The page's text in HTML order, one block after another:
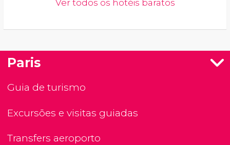
Ver todos os hotéis baratos
Paris
Guia de turismo
Excursões e visitas guiadas
Transfers aeroporto